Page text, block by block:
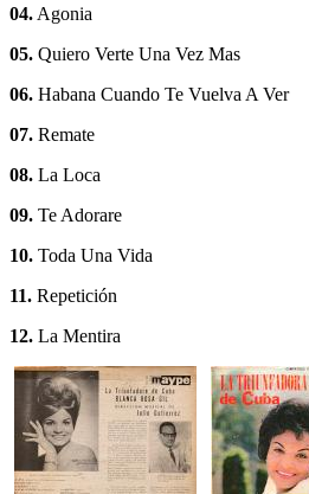
04.Agonia
05. Quiero Verte Una Vez Mas
06. Habana Cuando Te Vuelva A Ver
07. Remate
08. La Loca
09. Te Adorare
10. Toda Una Vida
11. Repetición
12. La Mentira